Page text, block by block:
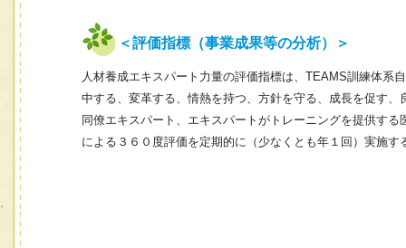
＜評価指標（事業成果等の分析）＞
人材養成エキスパート力量の評価指標は、TEAMS訓練体系
中する、変革する、情熱を持つ、方針を守る、成長を促す
同僚エキスパート、エキスパートがトレーニングを提供す
による３６０度評価を定期的に（少なくとも年１回）実施す